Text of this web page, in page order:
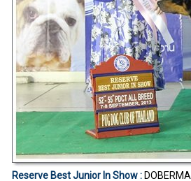
Reserve Best Junior In Show :